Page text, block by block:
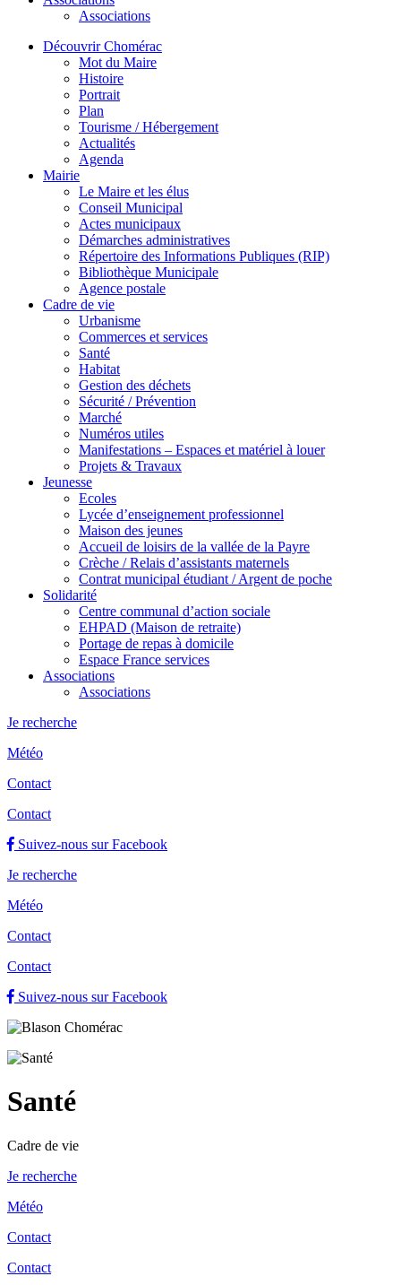
Associations
Découvrir Chomérac
Mot du Maire
Histoire
Portrait
Plan
Tourisme / Hébergement
Actualités
Agenda
Mairie
Le Maire et les élus
Conseil Municipal
Actes municipaux
Démarches administratives
Répertoire des Informations Publiques (RIP)
Bibliothèque Municipale
Agence postale
Cadre de vie
Urbanisme
Commerces et services
Santé
Habitat
Gestion des déchets
Sécurité / Prévention
Marché
Numéros utiles
Manifestations – Espaces et matériel à louer
Projets & Travaux
Jeunesse
Ecoles
Lycée d’enseignement professionnel
Maison des jeunes
Accueil de loisirs de la vallée de la Payre
Crèche / Relais d’assistants maternels
Contrat municipal étudiant / Argent de poche
Solidarité
Centre communal d’action sociale
EHPAD (Maison de retraite)
Portage de repas à domicile
Espace France services
Associations
Associations
Je recherche
Météo
Contact
Contact
Suivez-nous sur Facebook
Je recherche
Météo
Contact
Contact
Suivez-nous sur Facebook
Santé
Cadre de vie
Je recherche
Météo
Contact
Contact